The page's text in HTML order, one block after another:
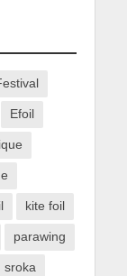
Efoil
kite foil
parawing
sroka